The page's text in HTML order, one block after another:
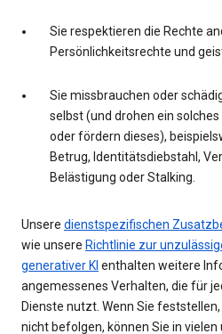
Sie respektieren die Rechte
Persönlichkeitsrechte und
Sie missbrauchen oder
selbst (und drohen ein
oder fördern dieses),
Betrug, Identitätsdiebstahl,
Belästigung oder Stalking.
Unsere dienstspezifischen
wie unsere Richtlinie zur
generativer KI enthalten weitere
angemessenes Verhalten, die für
Dienste nutzt. Wenn Sie
nicht befolgen, können Sie in vielen